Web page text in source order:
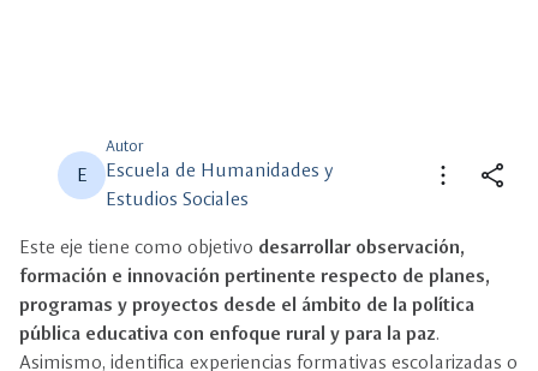
E
Autor
Escuela de Humanidades y
Estudios Sociales
more_vert share
Compartir
Seleccione un filtro
descriptionDescripción
Este eje tiene como objetivo desarrollar observación,
formación e innovación pertinente respecto de planes,
programas y proyectos desde el ámbito de la política
pública educativa con enfoque rural y para la paz.
Asimismo, identifica experiencias formativas escolarizadas o